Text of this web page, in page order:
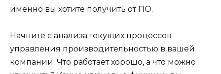
именно вы хотите получить от ПО.
Начните с анализа текущих процессов
управления производительностью в вашей
компании. Что работает хорошо, а что можно